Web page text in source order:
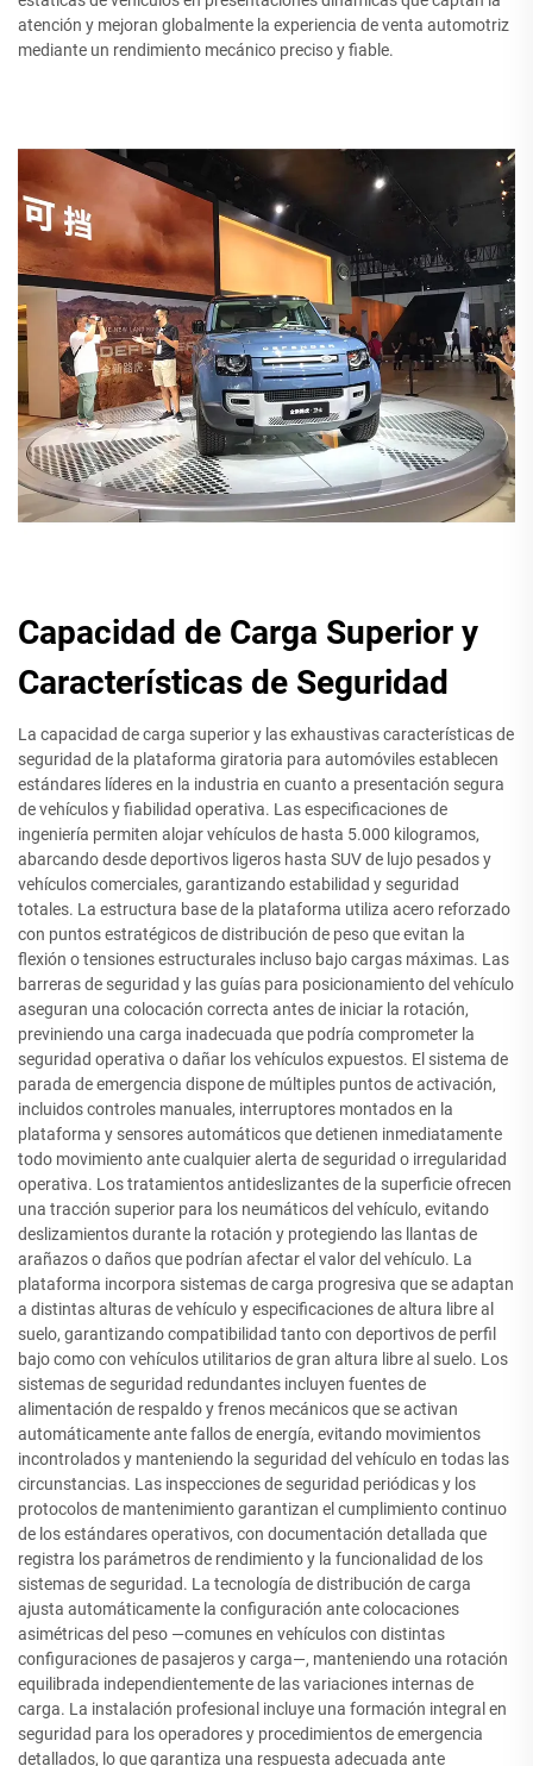
atención y mejoran globalmente la experiencia de venta automotriz
mediante un rendimiento mecánico preciso y fiable.
Capacidad de Carga Superior y
Características de Seguridad
La capacidad de carga superior y las exhaustivas características de
seguridad de la plataforma giratoria para automóviles establecen
estándares líderes en la industria en cuanto a presentación segura
de vehículos y fiabilidad operativa. Las especificaciones de
ingeniería permiten alojar vehículos de hasta 5.000 kilogramos,
abarcando desde deportivos ligeros hasta SUV de lujo pesados y
vehículos comerciales, garantizando estabilidad y seguridad
totales. La estructura base de la plataforma utiliza acero reforzado
con puntos estratégicos de distribución de peso que evitan la
flexión o tensiones estructurales incluso bajo cargas máximas. Las
barreras de seguridad y las guías para posicionamiento del vehículo
aseguran una colocación correcta antes de iniciar la rotación,
previniendo una carga inadecuada que podría comprometer la
seguridad operativa o dañar los vehículos expuestos. El sistema de
parada de emergencia dispone de múltiples puntos de activación,
incluidos controles manuales, interruptores montados en la
plataforma y sensores automáticos que detienen inmediatamente
todo movimiento ante cualquier alerta de seguridad o irregularidad
operativa. Los tratamientos antideslizantes de la superficie ofrecen
una tracción superior para los neumáticos del vehículo, evitando
deslizamientos durante la rotación y protegiendo las llantas de
arañazos o daños que podrían afectar el valor del vehículo. La
plataforma incorpora sistemas de carga progresiva que se adaptan
a distintas alturas de vehículo y especificaciones de altura libre al
suelo, garantizando compatibilidad tanto con deportivos de perfil
bajo como con vehículos utilitarios de gran altura libre al suelo. Los
sistemas de seguridad redundantes incluyen fuentes de
alimentación de respaldo y frenos mecánicos que se activan
automáticamente ante fallos de energía, evitando movimientos
incontrolados y manteniendo la seguridad del vehículo en todas las
circunstancias. Las inspecciones de seguridad periódicas y los
protocolos de mantenimiento garantizan el cumplimiento continuo
de los estándares operativos, con documentación detallada que
registra los parámetros de rendimiento y la funcionalidad de los
sistemas de seguridad. La tecnología de distribución de carga
ajusta automáticamente la configuración ante colocaciones
asimétricas del peso —comunes en vehículos con distintas
configuraciones de pasajeros y carga—, manteniendo una rotación
equilibrada independientemente de las variaciones internas de
carga. La instalación profesional incluye una formación integral en
seguridad para los operadores y procedimientos de emergencia
detallados, lo que garantiza una respuesta adecuada ante